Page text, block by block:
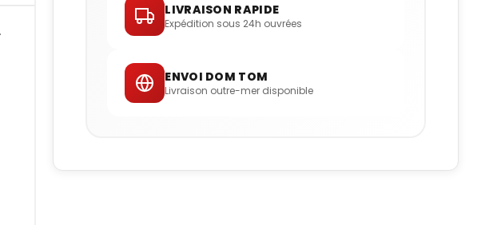
LIVRAISON RAPIDE
Expédition sous 24h ouvrées
ENVOI DOM TOM
Livraison outre-mer disponible